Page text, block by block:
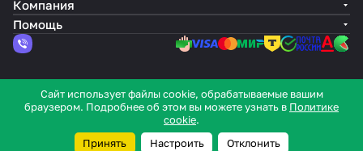
Компания
Помощь
© 2026 Интернет-магазин GirlyandaPro
КонфиденциальностьОферта
Сайт использует файлы cookie, обрабатываемые вашим
браузером. Подробнее об этом вы можете узнать в Политике
cookie.
Принять
Настроить Отклонить